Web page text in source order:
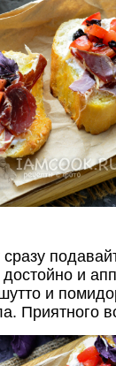
и
и
Приятного